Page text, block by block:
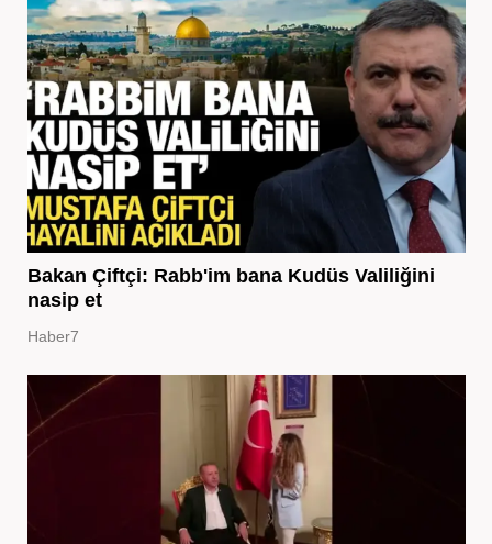
Bakan Çiftçi: Rabb'im bana Kudüs Valiliğini
nasip et
Haber7